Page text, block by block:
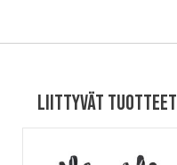
Liittyvät tuotteet